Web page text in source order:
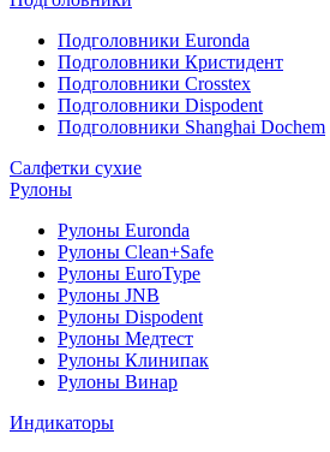
Подголовники Euronda
Подголовники Кристидент
Подголовники Crosstex
Подголовники Dispodent
Подголовники Shanghai Dochem
Салфетки сухие
Рулоны
Рулоны Euronda
Рулоны Clean+Safe
Рулоны EuroType
Рулоны JNB
Рулоны Dispodent
Рулоны Медтест
Рулоны Клинипак
Рулоны Винар
Индикаторы